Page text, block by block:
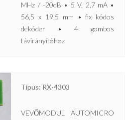
MHz / -20dB • 5 V, 2,7 mA •
56,5 x 19,5 mm • fix kódos
dekóder • 4 gombos
távirányítóhoz
Típus: RX-4303
VEVŐMODUL AUTOMICRO